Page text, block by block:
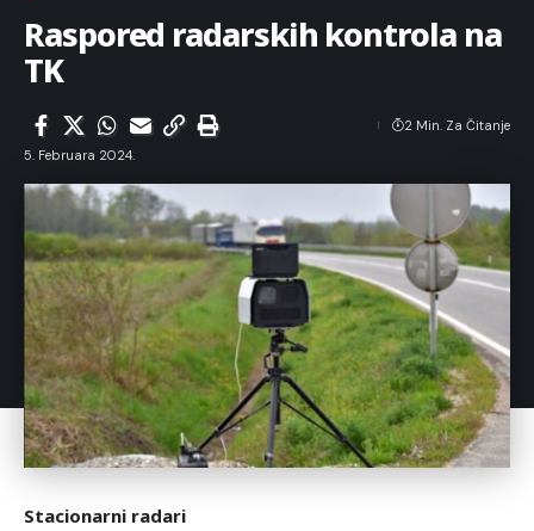
Raspored radarskih kontrola na
TK
5. Februara 2024.
2 Min. Za Čitanje
Stacionarni radari